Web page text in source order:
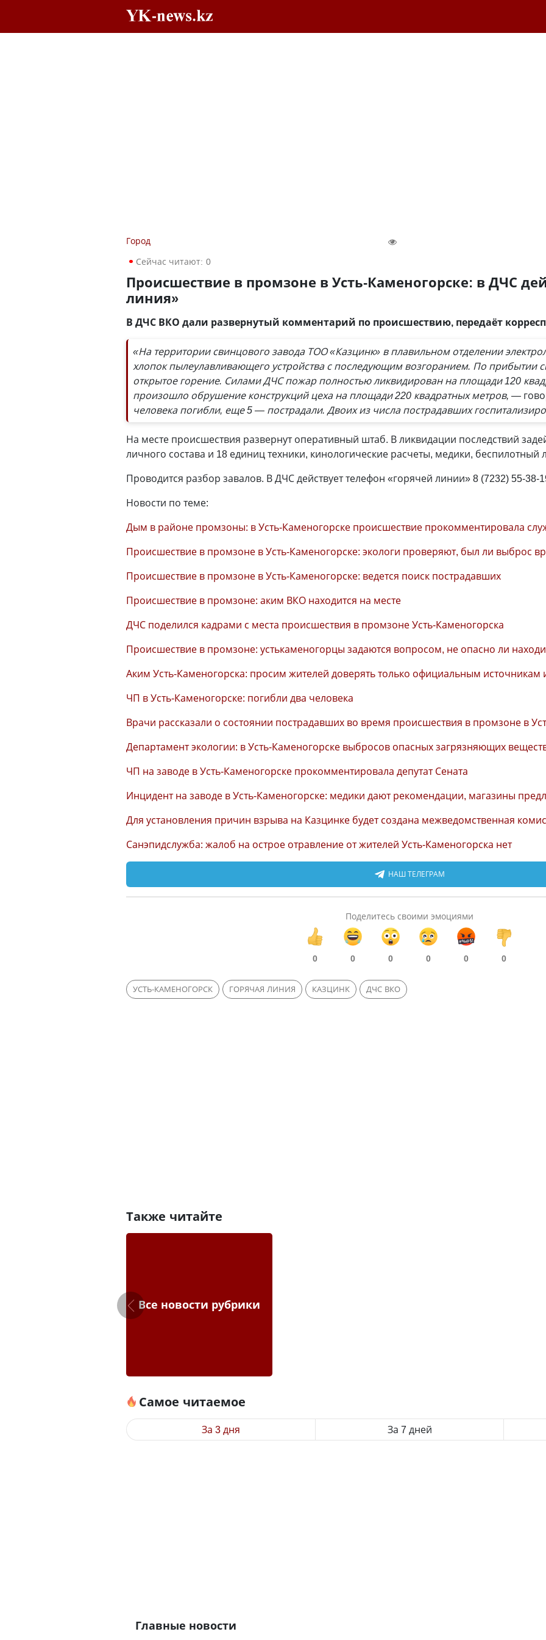
Город
Сейчас читают: 0
Происшествие в промзоне в Усть-Каменогорске: в ДЧС
линия»
В ДЧС ВКО дали развернутый комментарий по происшествию, передаёт
«На территории свинцового завода ТОО «Казцинк» в плавильном отделении
хлопок пылеулавливающего устройства с последующим возгоранием. По прибытии
открытое горение. Силами ДЧС пожар полностью ликвидирован на площади 120
произошло обрушение конструкций цеха на площади 220 квадратных метров, —
человека погибли, еще 5 — пострадали. Двоих из числа пострадавших
На месте происшествия развернут оперативный штаб. В ликвидации последствий
личного состава и 18 единиц техники, кинологические расчеты, медики, беспилотный
Проводится разбор завалов. В ДЧС действует телефон «горячей линии» 8 (7232) 55-38-
Новости по теме:
Дым в районе промзоны: в Усть-Каменогорске происшествие прокомментировала
Происшествие в промзоне в Усть-Каменогорске: экологи проверяют, был ли выброс
Происшествие в промзоне в Усть-Каменогорске: ведется поиск пострадавших
Происшествие в промзоне: аким ВКО находится на месте
ДЧС поделился кадрами с места происшествия в промзоне Усть-Каменогорска
Происшествие в промзоне: устькаменогорцы задаются вопросом, не опасно ли
Аким Усть-Каменогорска: просим жителей доверять только официальным
ЧП в Усть-Каменогорске: погибли два человека
Врачи рассказали о состоянии пострадавших во время происшествия в промзоне в
Департамент экологии: в Усть-Каменогорске выбросов опасных загрязняющих
ЧП на заводе в Усть-Каменогорске прокомментировала депутат Сената
Инцидент на заводе в Усть-Каменогорске: медики дают рекомендации, магазины
Для установления причин взрыва на Казцинке будет создана межведомственная
Санэпидслужба: жалоб на острое отравление от жителей Усть-Каменогорска нет
НАШ ТЕЛЕГРАМ
Поделитесь своими эмоциями
0 0 0 0 0 0
УСТЬ-КАМЕНОГОРСК ГОРЯЧАЯ ЛИНИЯ КАЗЦИНК ДЧС ВКО
Также читайте
Все новости рубрики
Самое читаемое
За 3 дня За 7 дней
Главные новости